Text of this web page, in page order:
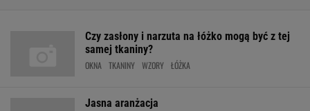
Czy zasłony i narzuta na łóżko mogą być z tej
samej tkaniny?
OKNA TKANINY WZORY ŁÓŻKA
Jasna aranżacja